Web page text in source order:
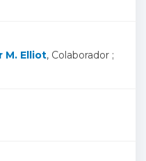
M. Elliot, Colaborador ;